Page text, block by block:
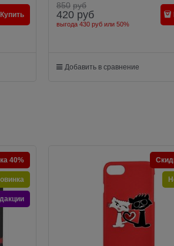
Купить
850 руб
420 руб
выгода 430 руб или 50%
Добавить в сравнение
40%